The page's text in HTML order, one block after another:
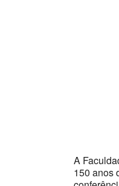
A
150 anos